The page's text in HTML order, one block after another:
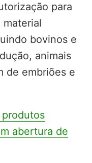
para
bovinos e
animais
de embriões e
abertura de